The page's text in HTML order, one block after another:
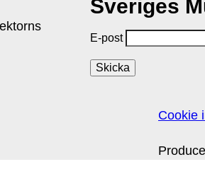
Sveriges
E-post
Cookie